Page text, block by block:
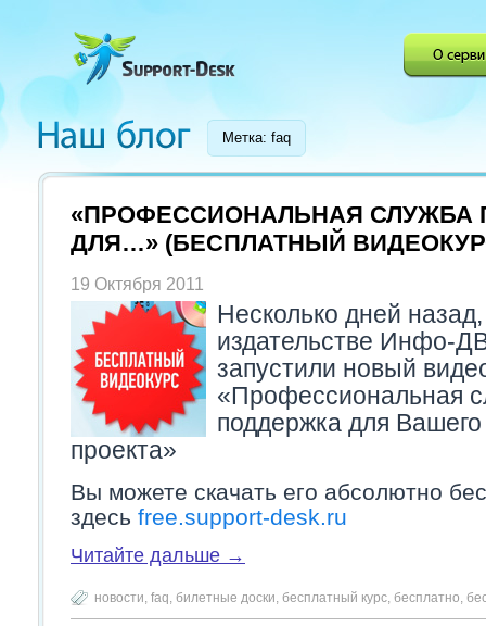
Метка: faq
«ПРОФЕССИОНАЛЬНАЯ СЛУЖБА
ДЛЯ…» (БЕСПЛАТНЫЙ
19 Октября 2011
Несколько дней
издательстве Инфо-
запустили новый
«Профессиональная
поддержка для
проекта»
Вы можете скачать его абсолютно
здесь free.support-desk.ru
Читайте дальше →
новости, faq, билетные доски, бесплатный курс, бесплатно,